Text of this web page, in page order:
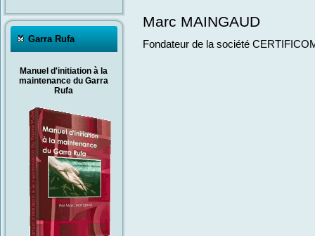
Garra Rufa
Manuel d'initiation à la
maintenance du Garra
Rufa
Marc MAINGAUD
Fondateur de la société